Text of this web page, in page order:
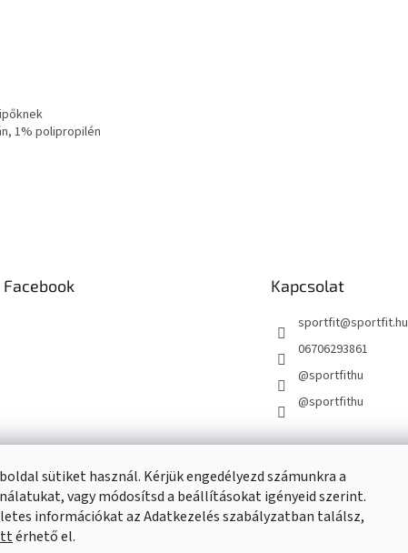
sütiket használ. Kérjük engedélyezd számunkra a
vagy módosítsd a beállításokat igényeid szerint.
információkat az Adatkezelés szabályzatban találsz,
érhető el.
1% polipropilén
Facebook Kapcsolat
sportfit@sportfit.hu
06706293861
@sportfithu
@sportfithu
Süti beállítások szerkesztése